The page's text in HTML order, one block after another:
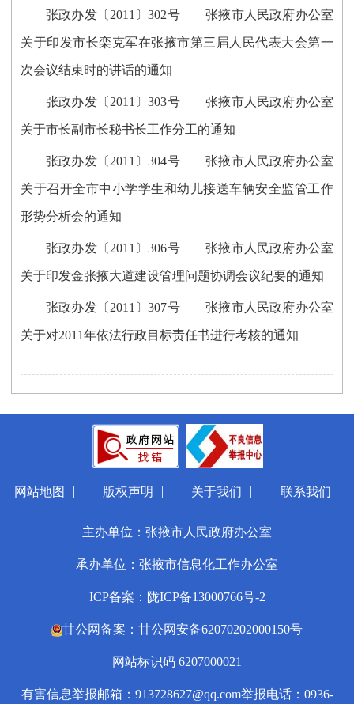
张政办发〔2011〕302号 张掖市人民政府办公室
关于印发市长栾克军在张掖市第三届人民代表大会第一
次会议结束时的讲话的通知
张政办发〔2011〕303号 张掖市人民政府办公室
关于市长副市长秘书长工作分工的通知
张政办发〔2011〕304号 张掖市人民政府办公室
关于召开全市中小学学生和幼儿接送车辆安全监管工作
形势分析会的通知
张政办发〔2011〕306号 张掖市人民政府办公室
关于印发金张掖大道建设管理问题协调会议纪要的通知
张政办发〔2011〕307号 张掖市人民政府办公室
关于对2011年依法行政目标责任书进行考核的通知
网站地图 | 版权声明 | 关于我们 | 联系我们
主办单位：张掖市人民政府办公室
承办单位：张掖市信息化工作办公室
ICP备案：陇ICP备13000766号-2
甘公网备案：甘公网安备62070202000150号
网站标识码 6207000021
有害信息举报邮箱：913728627@qq.com举报电话：0936-